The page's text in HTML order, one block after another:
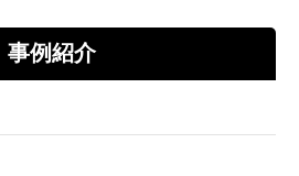
事例紹介